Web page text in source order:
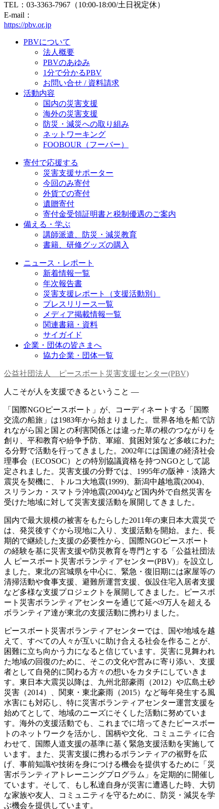
TEL：03-3363-7967（10:00-18:00/土日祝定休）
E-mail：
https://pbv.or.jp
PBVについて
法人概要
PBVのあゆみ
1分で分かるPBV
お問い合せ / 資料請求
活動内容
国内の災害支援
海外の災害支援
防災・減災への取り組み
ネットワーキング
FOOBOUR（フーバー）
寄付で応援する
災害支援サポーター
今回のみ寄付
外貨での寄付
遺贈寄付
寄付金受領証明書と税制優遇のご案内
備える・学ぶ
講師派遣、防災・減災教育
書籍、研修グッズの購入
ニュース・レポート
新着情報一覧
年次報告書
災害支援レポート（支援活動別）
プレスリリース一覧
メディア掲載情報一覧
関連書籍・資料
サイガイド
企業・団体の皆さまへ
協力企業・団体一覧
公益社団法人 ピースボート災害支援センター(PBV)
人こそが人を支援できるということ —
「国際NGOピースボート」が、コーディネートする「国際
交流の船旅」は1983年から始まりました。世界各地を船で訪
れながら国と国との利害関係とは違った草の根のつながりを
創り、平和教育や紛争予防、軍縮、貧困対策など多岐にわた
る分野で活動を行ってきました。2002年には国連の経済社会
理事会（ECOSOC）との特別協議資格を持つNGOとして認
定されました。災害支援の分野では、1995年の阪神・淡路大
震災を契機に、トルコ大地震(1999)、新潟中越地震(2004)、
スリランカ・スマトラ沖地震(2004)など国内外で自然災害を
受けた地域に対して災害支援活動を展開してきました。
国内で最大規模の被害をもたらした2011年の東日本大震災で
は、発災後すぐから現地に入り、支援活動を開始。また、長
期的で継続した支援の必要性から、国際NGOピースボート
の経験を基に災害支援や防災教育を専門とする「公益社団法
人 ピースボート災害ボランティアセンター(PBV)」を設立し
ました。東北の宮城県を中心に、緊急・復旧期には家屋等の
清掃活動や食事支援、避難所運営支援、仮設住宅入居者支援
など多様な支援プロジェクトを展開してきました。ピースボ
ート災害ボランティアセンターを通じて延べ9万人を超える
ボランティア達が東北の支援活動に携わりました。
ピースボート災害ボランティアセンターでは、国や地域を越
えて、すべての人々が互いに助け合える社会を作ることが、
困難に立ち向かう力になると信じています。災害に見舞われ
た地域の回復のために、そこの文化や営みに寄り添い、支援
者として自発的に関わる方々の想いをカタチにしていきま
す。東日本大震災以降は、九州北部豪雨（2012）や広島土砂
災害（2014）、関東・東北豪雨（2015）など毎年発生する風
水害にも対応し、特に災害ボランティアセンター運営支援を
始めてとして、地域のニーズにそくした活動に努めていま
す。海外の支援活動でも、これまでに培ってきたピースボー
トのネットワークを活かし、国柄や文化、コミュニティに合
わせて、国際人道支援の基準に基く緊急支援活動を実施して
います。また、災害支援に携わるボランティアの裾野を広
げ、事前知識や技術を身につける機会を提供するために「災
害ボランティアトレーニングプログラム」を定期的に開催し
ています。そして、もし私達自身が災害に遭遇した時、大切
な家族や友人、コミュニティを守るために、防災・減災を学
ぶ機会を提供しています。